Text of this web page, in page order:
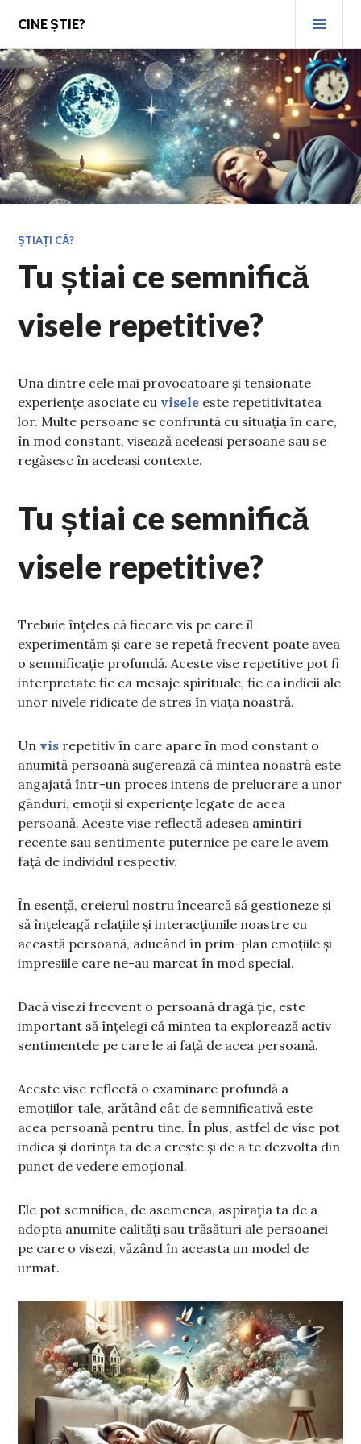
content
CINE ȘTIE?
ȘTIAȚI CĂ?
Tu știai ce semnifică
visele repetitive?
Una dintre cele mai provocatoare și tensionate
experiențe asociate cu visele este repetitivitatea
lor. Multe persoane se confruntă cu situația în care,
în mod constant, visează aceleași persoane sau se
regăsesc în aceleași contexte.
Tu știai ce semnifică
visele repetitive?
Trebuie înțeles că fiecare vis pe care îl
experimentăm și care se repetă frecvent poate avea
o semnificație profundă. Aceste vise repetitive pot fi
interpretate fie ca mesaje spirituale, fie ca indicii ale
unor nivele ridicate de stres în viața noastră.
Un vis repetitiv în care apare în mod constant o
anumită persoană sugerează că mintea noastră este
angajată într-un proces intens de prelucrare a unor
gânduri, emoții și experiențe legate de acea
persoană. Aceste vise reflectă adesea amintiri
recente sau sentimente puternice pe care le avem
față de individul respectiv.
În esență, creierul nostru încearcă să gestioneze și
să înțeleagă relațiile și interacțiunile noastre cu
această persoană, aducând în prim-plan emoțiile și
impresiile care ne-au marcat în mod special.
Dacă visezi frecvent o persoană dragă ție, este
important să înțelegi că mintea ta explorează activ
sentimentele pe care le ai față de acea persoană.
Aceste vise reflectă o examinare profundă a
emoțiilor tale, arătând cât de semnificativă este
acea persoană pentru tine. În plus, astfel de vise pot
indica și dorința ta de a crește și de a te dezvolta din
punct de vedere emoțional.
Ele pot semnifica, de asemenea, aspirația ta de a
adopta anumite calități sau trăsături ale persoanei
pe care o visezi, văzând în aceasta un model de
urmat.